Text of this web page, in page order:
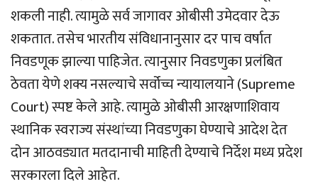
शकली नाही. त्यामुळे सर्व जागावर ओबीसी उमेदवार देऊ
शकतात. तसेच भारतीय संविधानानुसार दर पाच वर्षात
निवडणूक झाल्या पाहिजेत. त्यानुसार निवडणुका प्रलंबित
ठेवता येणे शक्य नसल्याचे सर्वोच्च न्यायालयाने (Supreme
Court) स्पष्ट केले आहे. त्यामुळे ओबीसी आरक्षणाशिवाय
स्थानिक स्वराज्य संस्थांच्या निवडणुका घेण्याचे आदेश देत
दोन आठवड्यात मतदानाची माहिती देण्याचे निर्देश मध्य प्रदेश
सरकारला दिले आहेत.